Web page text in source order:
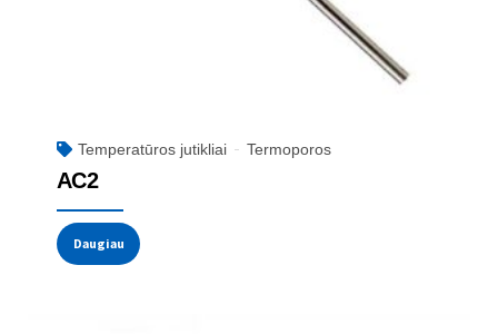
Temperatūros jutikliai Termoporos
AC2
Daugiau